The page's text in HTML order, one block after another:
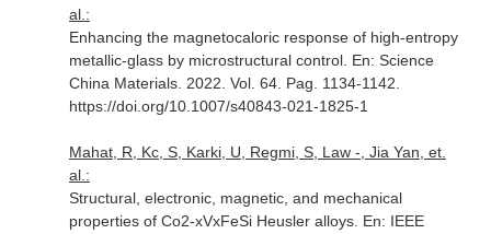
al.:
Enhancing the magnetocaloric response of high-entropy
metallic-glass by microstructural control. En: Science
China Materials. 2022. Vol. 64. Pag. 1134-1142.
https://doi.org/10.1007/s40843-021-1825-1
Mahat, R, Kc, S, Karki, U, Regmi, S, Law -, Jia Yan, et.
al.:
Structural, electronic, magnetic, and mechanical
properties of Co2-xVxFeSi Heusler alloys. En: IEEE